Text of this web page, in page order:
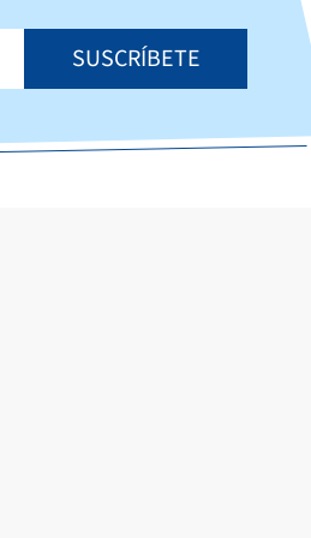
SUSCRÍBETE